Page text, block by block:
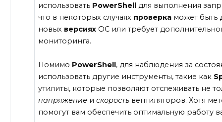
использовать PowerShell для выполнения
что в некоторых случаях проверка может быть
новых версиях ОС или требует
мониторинга.
Помимо PowerShell, для наблюдения за
использовать другие инструменты, такие как
утилиты, которые позволяют отслеживать не
напряжение искорость вентиляторов. Хотя
помогут вам обеспечить оптимальную работу